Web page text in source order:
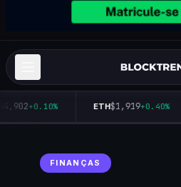
+0.10% ETH$1,919+0.40%
FINANÇAS